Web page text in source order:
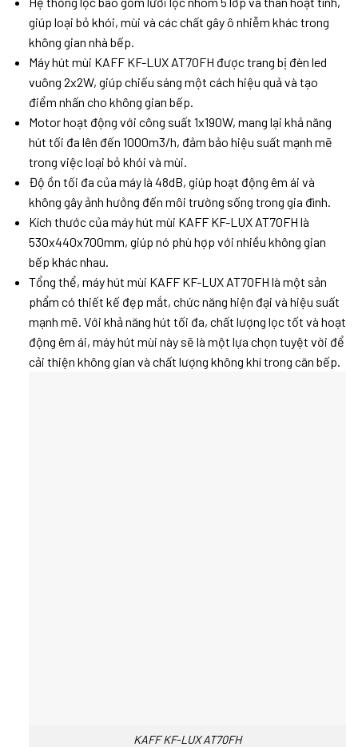
giúp loại bỏ khói, mùi và các chất gây ô nhiễm khác trong
không gian nhà bếp.
Máy hút mùi KAFF KF-LUX AT70FH được trang bị đèn led
vuông 2x2W, giúp chiếu sáng một cách hiệu quả và tạo
điểm nhấn cho không gian bếp.
Motor hoạt động với công suất 1x190W, mang lại khả năng
hút tối đa lên đến 1000m3/h, đảm bảo hiệu suất mạnh mẽ
trong việc loại bỏ khói và mùi.
Độ ồn tối đa của máy là 48dB, giúp hoạt động êm ái và
không gây ảnh hưởng đến môi trường sống trong gia đình.
Kích thước của máy hút mùi KAFF KF-LUX AT70FH là
530x440x700mm, giúp nó phù hợp với nhiều không gian
bếp khác nhau.
Tổng thể, máy hút mùi KAFF KF-LUX AT70FH là một sản
phẩm có thiết kế đẹp mắt, chức năng hiện đại và hiệu suất
mạnh mẽ. Với khả năng hút tối đa, chất lượng lọc tốt và hoạt
động êm ái, máy hút mùi này sẽ là một lựa chọn tuyệt vời để
cải thiện không gian và chất lượng không khí trong căn bếp.
KAFF KF-LUX AT70FH